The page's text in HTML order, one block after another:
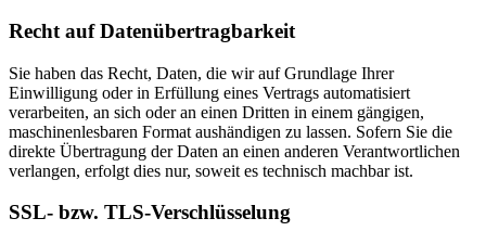
Recht auf Datenübertragbarkeit
Sie haben das Recht, Daten, die wir auf Grundlage Ihrer
Einwilligung oder in Erfüllung eines Vertrags automatisiert
verarbeiten, an sich oder an einen Dritten in einem gängigen,
maschinenlesbaren Format aushändigen zu lassen. Sofern Sie die
direkte Übertragung der Daten an einen anderen Verantwortlichen
verlangen, erfolgt dies nur, soweit es technisch machbar ist.
SSL- bzw. TLS-Verschlüsselung